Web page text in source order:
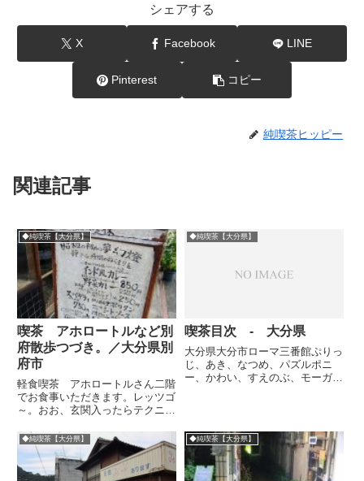
シェアする
X Facebook LINE
Pinterest コピー
純喫茶ヒッピー
関連記事
◆純喫茶【大分県】
喫茶 アホロートルなど別
府散歩つづき。／大分県別
府市
軽食喫茶 アホロートルさん二階
でお食事いただきます。レッツゴ
～。おお、玄関入ったらテクニク
らしく、けっこうお客さんいまし
た。退店後、すぐ近所の居酒屋さ
ん。火事にでもあった？くらいの
劣化状況。ん、観覧車みたい...
◆純喫茶【大分県】
喫茶目次 - 大分県
大分県大分市ローマ三番館ぷりっ
じ、あき、なつめ、パズルポニ
ー、かわい、すえのぶ、モーガ
かむら珈琲店アホロートル由布市
レオ、暖温亭、旅路
◆純喫茶【大分県】 ◆純喫茶【大分県】